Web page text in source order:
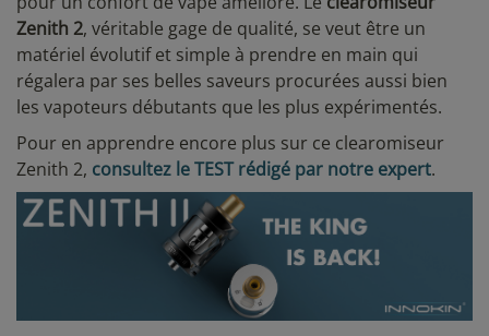
Zenith 2, véritable gage de qualité, se veut être un
matériel évolutif et simple à prendre en main qui
régalera par ses belles saveurs procurées aussi bien
les vapoteurs débutants que les plus expérimentés.
Pour en apprendre encore plus sur ce clearomiseur
Zenith 2, consultez le TEST rédigé par notre expert.